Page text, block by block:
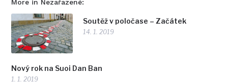
More in Nezařazené:
Soutěž v poločase – Začátek
14. 1. 2019
Nový rok na Suoi Dan Ban
1. 1. 2019